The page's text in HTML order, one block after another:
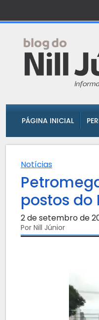
PÁGINA INICIAL
Notícias
postos do
2 de setembro de
Por Nill Júnior